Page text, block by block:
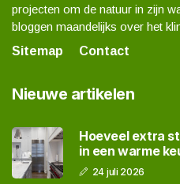
projecten om de natuur in zijn
bloggen maandelijks over het
Sitemap
Contact
Nieuwe artikelen
Hoeveel extra
in een warme
24 juli 2026